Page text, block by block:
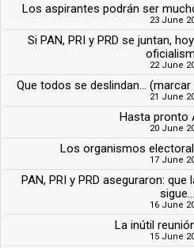
Los aspirantes podrán ser
23 June
Si PAN, PRI y PRD se juntan,
22 June
Que todos se deslindan...
21 June
Hasta pronto
20 June
Los organismos
17 June
PAN, PRI y PRD aseguraron:
sigue...
16 June
La inútil
15 June